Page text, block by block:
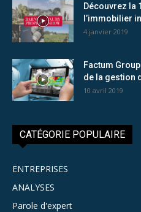
Découvrez la
l’immobilier
4 janvier 2019
Factum
de la gestion
10 avril 2019
CATÉGORIE POPULAIRE
ENTREPRISES
ANALYSES
Parole d'expert